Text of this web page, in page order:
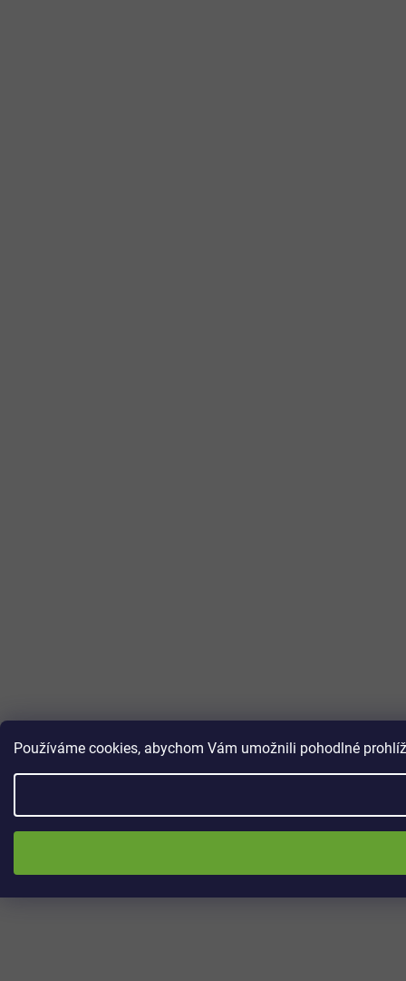
Používáme cookies, abychom Vám umožnili pohodlné